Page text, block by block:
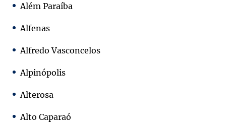
Além Paraíba
Alfenas
Alfredo Vasconcelos
Alpinópolis
Alterosa
Alto Caparaó